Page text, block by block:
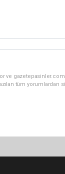
ve
tüm